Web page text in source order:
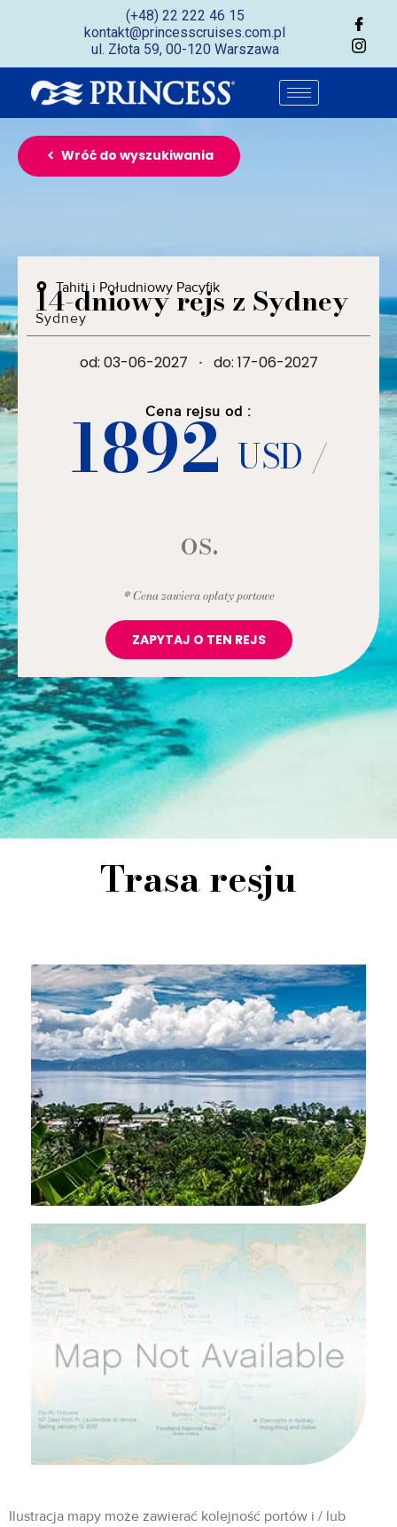
(+48) 22 222 46 15
kontakt@princesscruises.com.pl
ul. Złota 59, 00-120 Warszawa
Wróć do wyszukiwania
Tahiti i Południowy Pacyfik
14-dniowy rejs z Sydney
Sydney
od: 03-06-2027 · do: 17-06-2027
Cena rejsu od :
1892USD /
os.
* Cena zawiera opłaty portowe
ZAPYTAJ O TEN REJS
Trasa resju
Ilustracja mapy może zawierać kolejność portów i / lub